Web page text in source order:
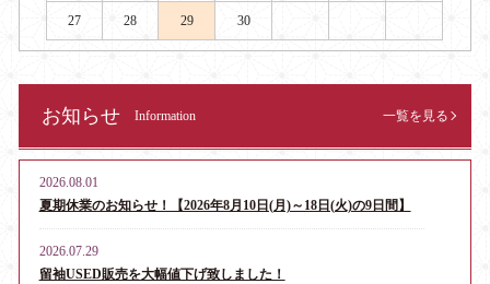
27 28 29 30
お知らせ Information 一覧を見る
2026.08.01
夏期休業のお知らせ！【2026年8月10日(月)～18日(火)の9日間】
2026.07.29
留袖USED販売を大幅値下げ致しました！